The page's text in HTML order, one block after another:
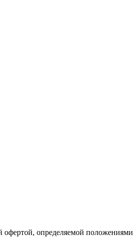
офертой, определяемой положениями